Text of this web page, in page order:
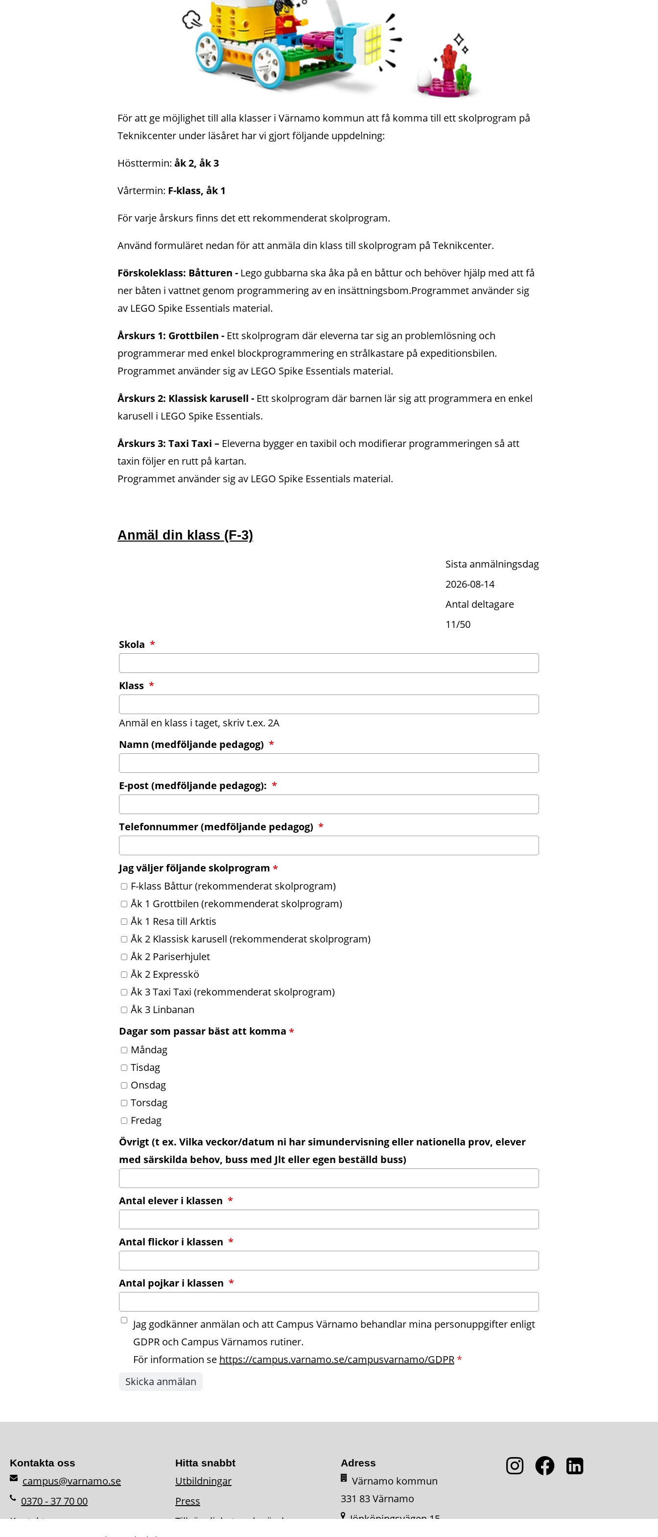
För att ge möjlighet till alla klasser i Värnamo kommun att få komma till ett skolprogram på
Teknikcenter under läsåret har vi gjort följande uppdelning:
Hösttermin: åk 2, åk 3
Vårtermin: F-klass, åk 1
För varje årskurs finns det ett rekommenderat skolprogram.
Använd formuläret nedan för att anmäla din klass till skolprogram på Teknikcenter.
Förskoleklass: Båtturen - Lego gubbarna ska åka på en båttur och behöver hjälp med att få
ner båten i vattnet genom programmering av en insättningsbom.Programmet använder sig
av LEGO Spike Essentials material.
Årskurs 1: Grottbilen - Ett skolprogram där eleverna tar sig an problemlösning och
programmerar med enkel blockprogrammering en strålkastare på expeditionsbilen.
Programmet använder sig av LEGO Spike Essentials material.
Årskurs 2: Klassisk karusell - Ett skolprogram där barnen lär sig att programmera en enkel
karusell i LEGO Spike Essentials.
Årskurs 3: Taxi Taxi – Eleverna bygger en taxibil och modifierar programmeringen så att
taxin följer en rutt på kartan.
Programmet använder sig av LEGO Spike Essentials material.
Anmäl din klass (F-3)
Sista anmälningsdag
2026-08-14
Antal deltagare
11/50
Skola *(obligatorisk)
Klass *(obligatorisk)
Anmäl en klass i taget, skriv t.ex. 2A
Namn (medföljande pedagog) *(obligatorisk)
E-post (medföljande pedagog): *(obligatorisk)
Telefonnummer (medföljande pedagog) *(obligatorisk)
Jag väljer följande skolprogram *(obligatorisk)
Jag väljer följande skolprogram
F-klass Båttur (rekommenderat skolprogram)
Åk 1 Grottbilen (rekommenderat skolprogram)
Åk 1 Resa till Arktis
Åk 2 Klassisk karusell (rekommenderat skolprogram)
Åk 2 Pariserhjulet
Åk 2 Expresskö
Åk 3 Taxi Taxi (rekommenderat skolprogram)
Åk 3 Linbanan
Dagar som passar bäst att komma *(obligatorisk)
Dagar som passar bäst att komma
Måndag
Tisdag
Onsdag
Torsdag
Fredag
Övrigt (t ex. Vilka veckor/datum ni har simundervisning eller nationella prov, elever
med särskilda behov, buss med Jlt eller egen beställd buss)
Antal elever i klassen *(obligatorisk)
Antal flickor i klassen *(obligatorisk)
Antal pojkar i klassen *(obligatorisk)
Jag godkänner anmälan och att Campus Värnamo behandlar mina personuppgifter enligt
GDPR och Campus Värnamos rutiner.
För information se https://campus.varnamo.se/campusvarnamo/GDPR *
Kontakta oss
campus@varnamo.se
0370 - 37 70 00
Kontaktpersoner
Hitta snabbt
Utbildningar
Press
Tillgänglighetsredogörelse
Adress
Värnamo kommun
331 83 Värnamo
Jönköpingsvägen 15